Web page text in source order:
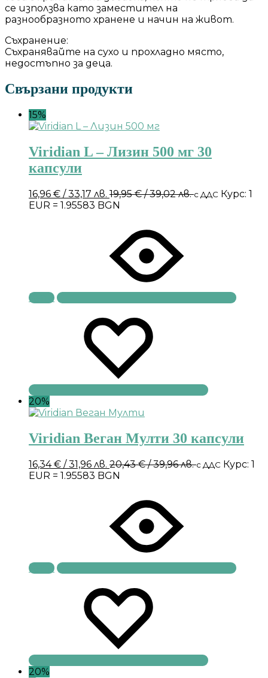
се използва като заместител на
разнообразното хранене и начин на живот.
Съхранение:
Съхранявайте на сухо и прохладно място,
недостъпно за деца.
Свързани продукти
15%
Viridian L – Лизин 500 мг 30
капсули
16,96 € / 33,17 лв. 19,95€/ 39,02 лв.с ДДС Курс: 1
EUR = 1.95583 BGN
Купи
20%
Viridian Веган Мулти 30 капсули
16,34€ / 31,96 лв. 20,43€/ 39,96 лв.с ДДС Курс: 1
EUR = 1.95583 BGN
Купи
20%